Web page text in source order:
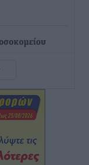
της
και στα